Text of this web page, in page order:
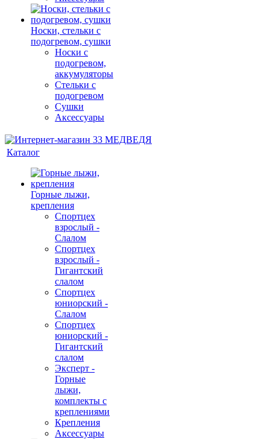
Носки, стельки с
подогревом, сушки
Носки с
подогревом,
аккумуляторы
Стельки с
подогревом
Сушки
Аксессуары
Каталог
Горные лыжи,
крепления
Спортцех
взрослый -
Слалом
Спортцех
взрослый -
Гигантский
слалом
Спортцех
юниорский -
Слалом
Спортцех
юниорский -
Гигантский
слалом
Эксперт -
Горные
лыжи,
комплекты с
креплениями
Крепления
Аксессуары